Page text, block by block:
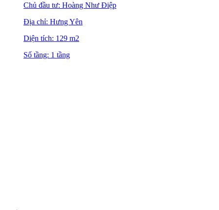
Chủ đầu tư: Hoàng Như Điệp
Địa chỉ: Hưng Yên
Diện tích: 129 m2
Số tầng: 1 tầng